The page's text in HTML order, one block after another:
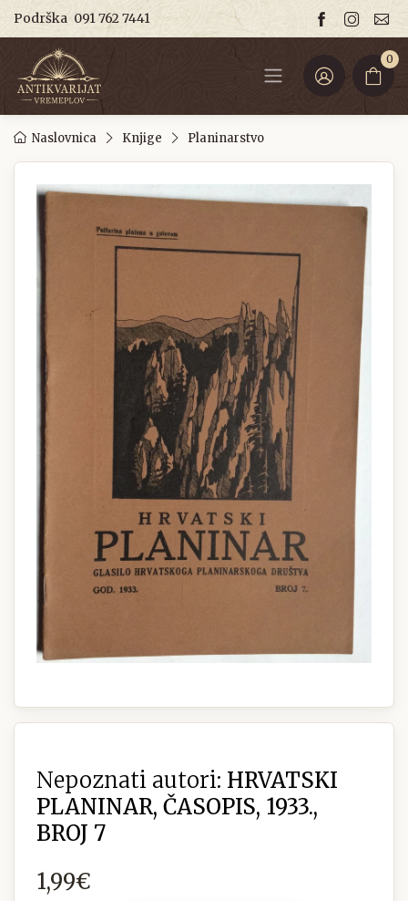
Podrška 091 762 7441
0
Naslovnica Knjige Planinarstvo
Nepoznati autori: HRVATSKI
PLANINAR, ČASOPIS, 1933.,
BROJ 7
1,99€